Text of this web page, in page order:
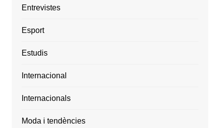
Entrevistes
Esport
Estudis
Internacional
Internacionals
Moda i tendències